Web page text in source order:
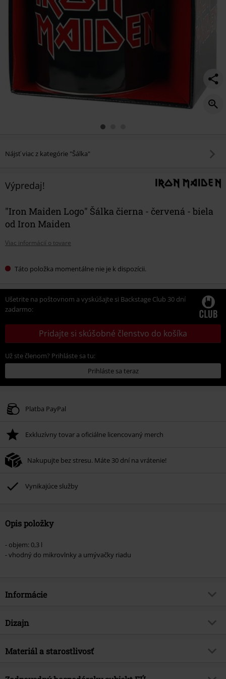
Nájsť viac z kategórie "Šálka"
Výpredaj!
"Iron Maiden Logo" Šálka čierna - červená - biela
od Iron Maiden
Viac informácií o tovare
Táto položka momentálne nie je k dispozícii.
Ušetrite na poštovnom a vyskúšajte si Backstage Club 30 dní
zadarmo:
Pridajte si skúšobné členstvo do košíka
Už ste členom? Prihláste sa tu:
Prihláste sa teraz
Platba PayPal
Exkluzívny tovar a oficiálne licencovaný merch
Nakupujte bez stresu. Máte 30 dní na vrátenie!
Vynikajúce služby
Opis položky
- objem: 0,3 l
- vhodný do mikrovlnky a umývačky riadu
Informácie
Tovar č.
hudobný žáner
Dizajn
Typ výrobku
Materiál a starostlivosť
Vrchný materiál Keramika